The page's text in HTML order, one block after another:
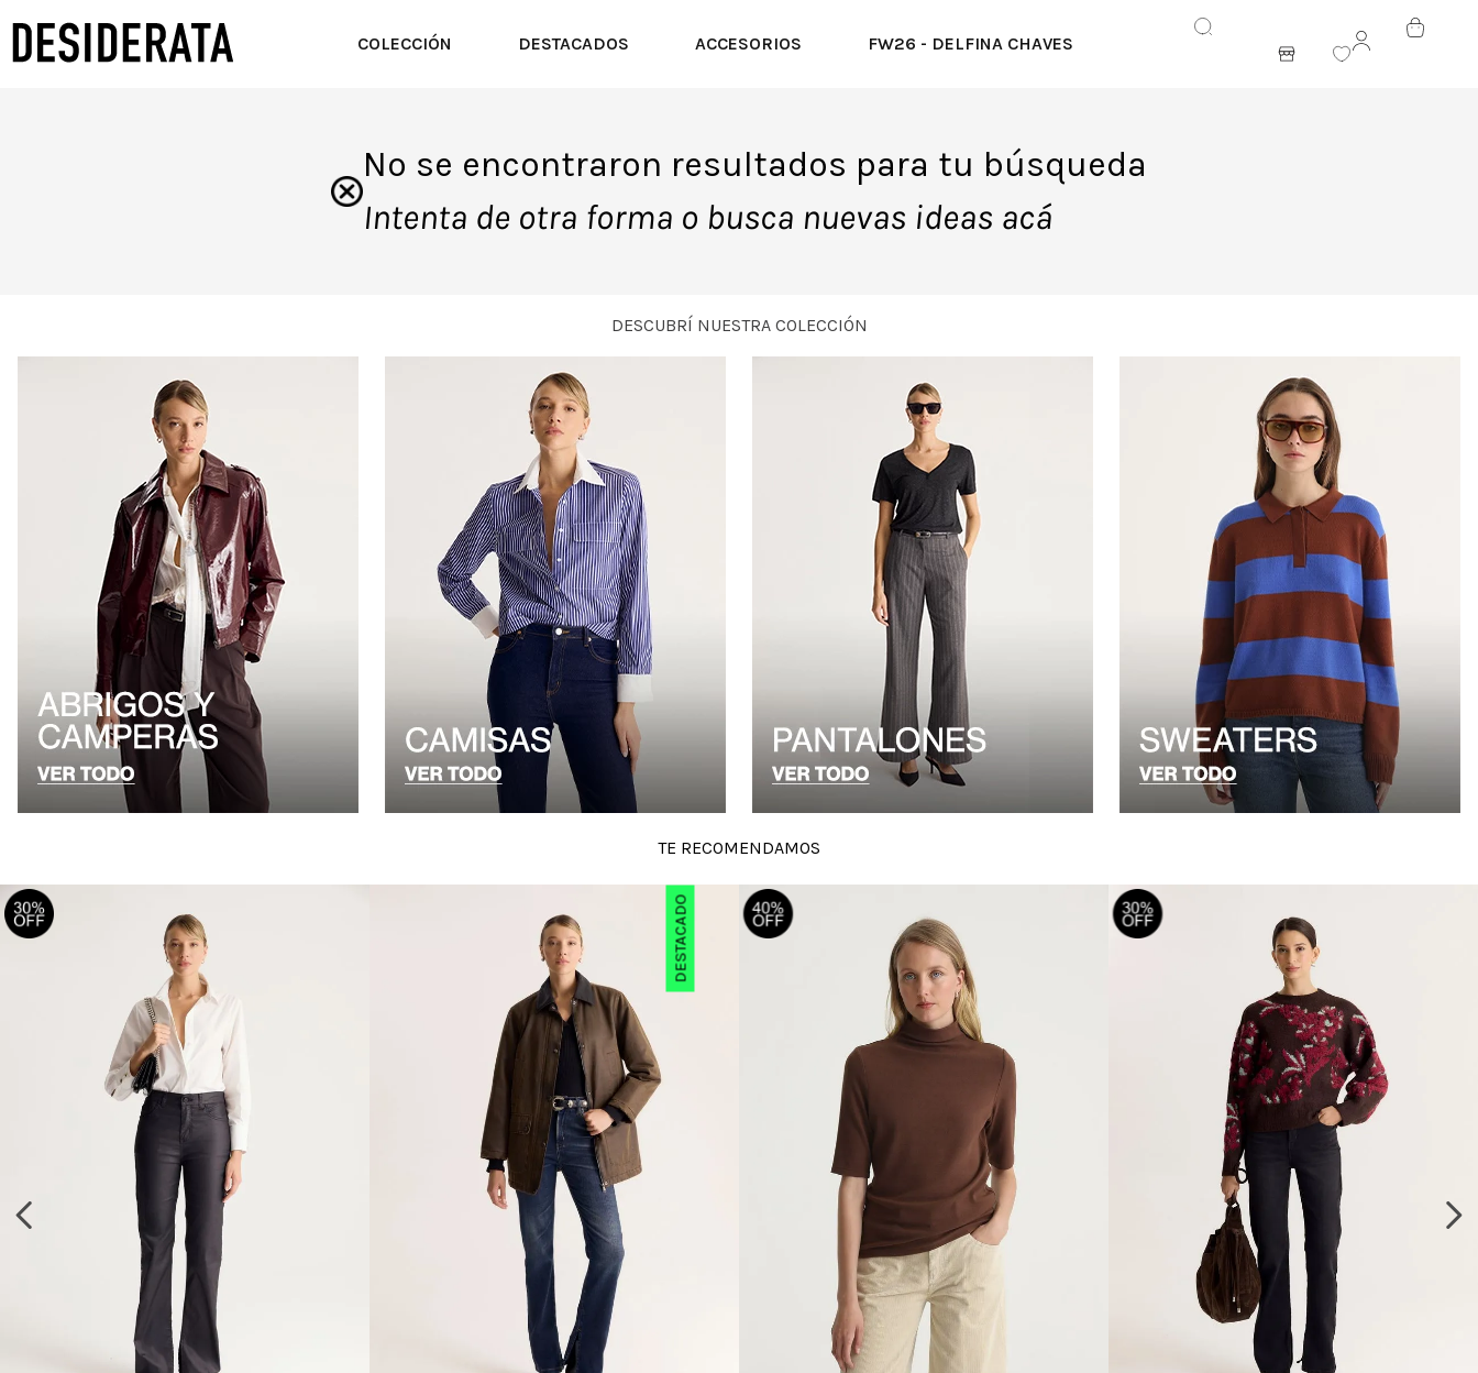
COLECCIÓN DESTACADOS ACCESORIOS FW26 - DELFINA CHAVES ENTRAR
No se encontraron resultados para tu búsqueda
Intenta de otra forma o busca nuevas ideas acá
DESCUBRÍ NUESTRA COLECCIÓN
TE RECOMENDAMOS
DESTACADO